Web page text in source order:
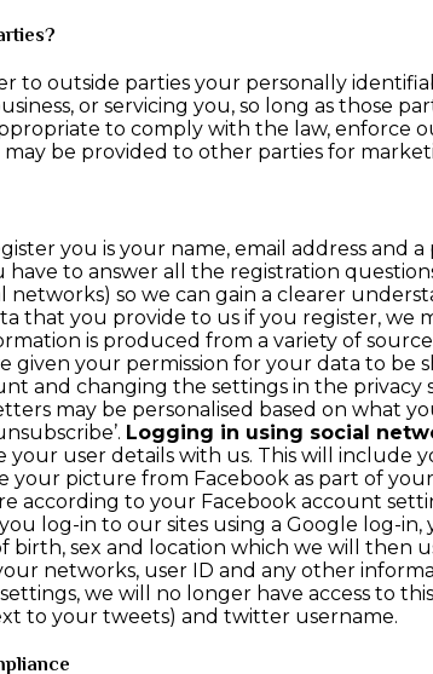
to outside parties your personally
or servicing you, so long as those
to comply with the law, enforce
be provided to other parties for
you is your name, email address and
have to answer all the registration
so we can gain a clearer
that you provide to us if you register,
is produced from a variety of
given your permission for your data to
and changing the settings in the
may be personalised based on what
Logging in using social
your user details with us. This will
your picture from Facebook as part of
according to your Facebook account
log-in to our sites using a Google log-
birth, sex and location which we will
networks, user ID and any other
we will no longer have access to
to your tweets) and twitter username.